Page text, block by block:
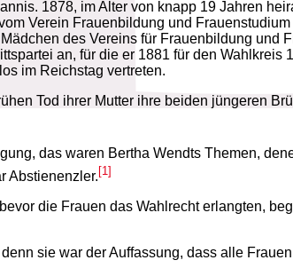
1878, im Alter von knapp 19 Jahren
Verein Frauenbildung und
des Vereins für Frauenbildung und
an, für die er 1881 für den Wahlkreis
im Reichstag vertreten.
Tod ihrer Mutter ihre beiden jüngeren
das waren Bertha Wendts Themen,
Abstienenzler. [1]
die Frauen das Wahlrecht erlangten,
sie war der Auffassung, dass alle